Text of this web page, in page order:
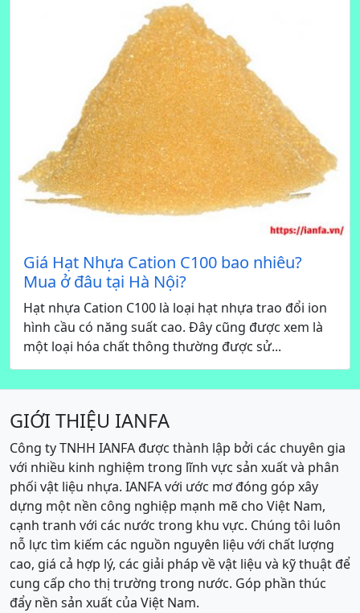
Giá Hạt Nhựa Cation C100 bao nhiêu?
Mua ở đâu tại Hà Nội?
Hạt nhựa Cation C100 là loại hạt nhựa trao đổi ion
hình cầu có năng suất cao. Đây cũng được xem là
một loại hóa chất thông thường được sử...
GIỚI THIỆU IANFA
Công ty TNHH IANFA được thành lập bởi các chuyên gia
với nhiều kinh nghiệm trong lĩnh vực sản xuất và phân
phối vật liệu nhựa. IANFA với ước mơ đóng góp xây
dựng một nền công nghiệp mạnh mẽ cho Việt Nam,
cạnh tranh với các nước trong khu vực. Chúng tôi luôn
nỗ lực tìm kiếm các nguồn nguyên liệu với chất lượng
cao, giá cả hợp lý, các giải pháp về vật liệu và kỹ thuật để
cung cấp cho thị trường trong nước. Góp phần thúc
đẩy nền sản xuất của Việt Nam.